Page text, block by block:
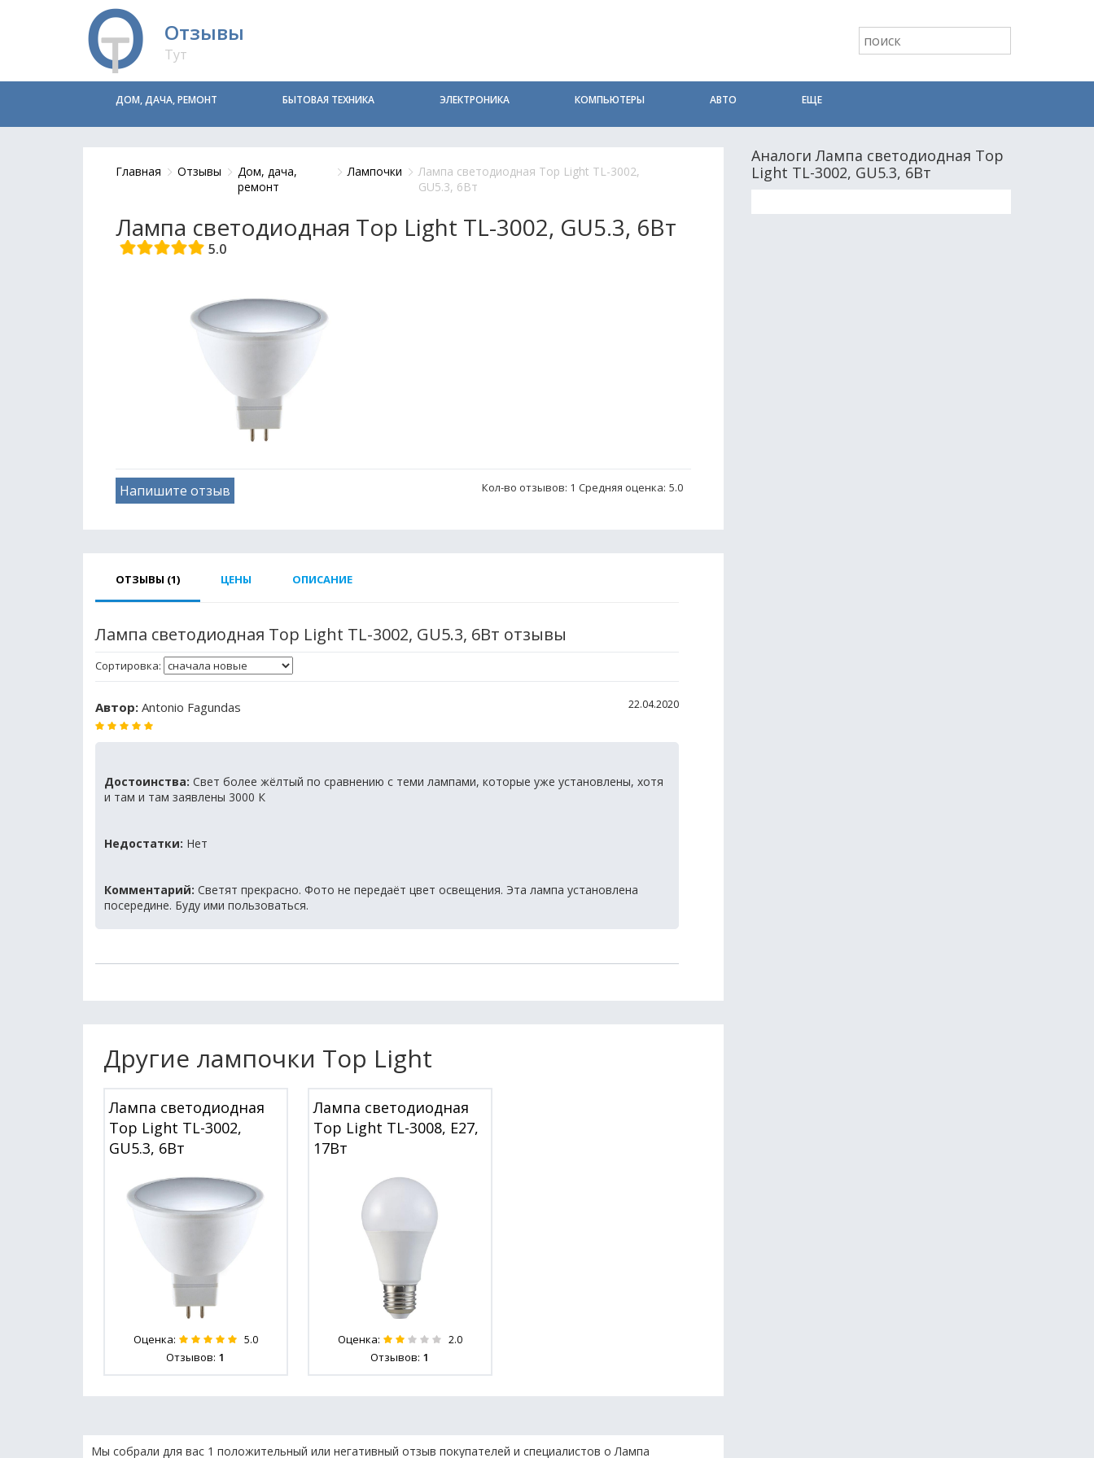
Отзывы
Тут
ДОМ, ДАЧА, РЕМОНТ БЫТОВАЯ ТЕХНИКА ЭЛЕКТРОНИКА КОМПЬЮТЕРЫ АВТО ЕЩЕ
Главная Отзывы
Дом, дача,
ремонт
Лампочки
Лампа светодиодная Top Light TL-3002,
GU5.3, 6Вт
Лампа светодиодная Top Light TL-3002, GU5.3, 6Вт
5.0
Кол-во отзывов: 1 Средняя оценка: 5.0
Напишите отзыв
ОТЗЫВЫ (1) ЦЕНЫ ОПИСАНИЕ
Лампа светодиодная Top Light TL-3002, GU5.3, 6Вт отзывы
Сортировка:
Автор: Antonio Fagundas 22.04.2020
Достоинства: Свет более жёлтый по сравнению с теми лампами, которые уже установлены, хотя
и там и там заявлены 3000 К
Недостатки: Нет
Комментарий: Светят прекрасно. Фото не передаёт цвет освещения. Эта лампа установлена
посередине. Буду ими пользоваться.
Другие лампочки Top Light
Лампа светодиодная
Top Light TL-3002,
GU5.3, 6Вт
Оценка: 5.0
Отзывов: 1
Лампа светодиодная
Top Light TL-3008, E27,
17Вт
Оценка: 2.0
Отзывов: 1
Мы собрали для вас 1 положительный или негативный отзыв покупателей и специалистов о Лампа
Аналоги Лампа светодиодная Top
Light TL-3002, GU5.3, 6Вт